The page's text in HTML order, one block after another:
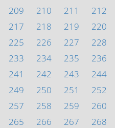
209 210 211
212
217 218 219
220
225 226 227
228
233 234 235
236
241 242 243
244
249 250 251
252
257 258 259
260
265 266 267
268